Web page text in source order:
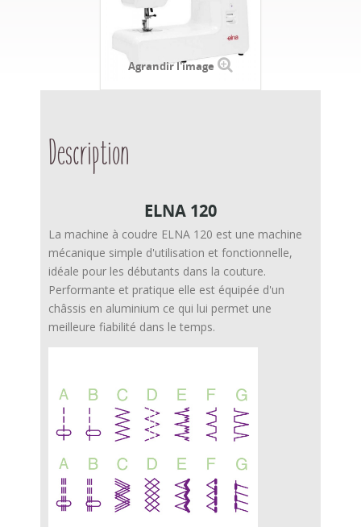
Agrandir l'image
Description
ELNA 120
La machine à coudre ELNA 120 est une machine
mécanique simple d'utilisation et fonctionnelle,
idéale pour les débutants dans la couture.
Performante et pratique elle est équipée d'un
châssis en aluminium ce qui lui permet une
meilleure fiabilité dans le temps.